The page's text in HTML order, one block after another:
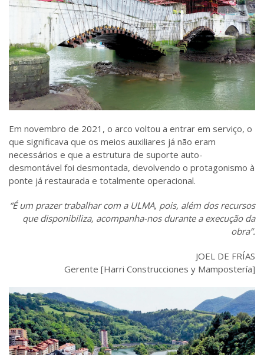
Em novembro de 2021, o arco voltou a entrar em serviço, o
que significava que os meios auxiliares já não eram
necessários e que a estrutura de suporte auto-
desmontável foi desmontada, devolvendo o protagonismo à
ponte já restaurada e totalmente operacional.
“É um prazer trabalhar com a ULMA, pois, além dos recursos
que disponibiliza, acompanha-nos durante a execução da
obra”.
JOEL DE FRÍAS
Gerente [Harri Construcciones y Mampostería]